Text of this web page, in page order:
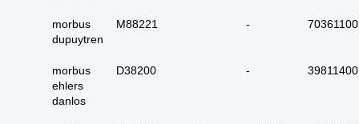
17. alle maligne
basaalcelcarcinomen
morbus
dupuytren
M88221 -
morbus
ehlers
danlos
D38200 -